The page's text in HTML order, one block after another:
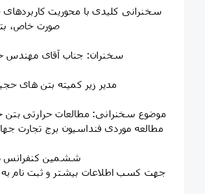
صورت خاص،
🔴سخنران: جناب آقای مهندس
مدیر زیر کمیته بتن های
مطالعه موردی فنداسیون برج تجارت
ششمین کنفرانس